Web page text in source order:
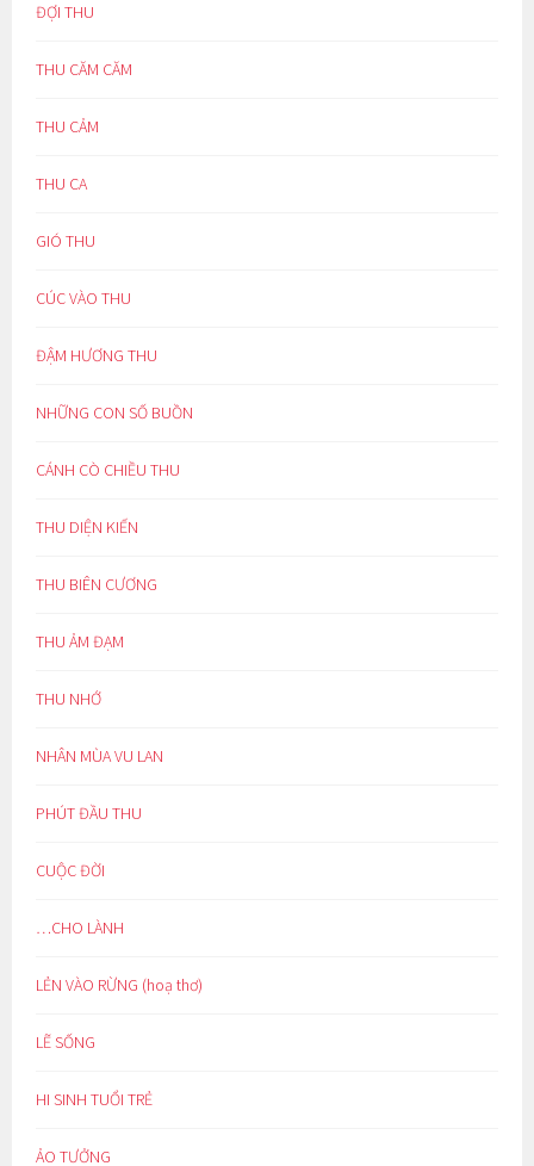
ĐỢI THU
THU CĂM CĂM
THU CẢM
THU CA
GIÓ THU
CÚC VÀO THU
ĐẬM HƯƠNG THU
NHỮNG CON SỐ BUỒN
CÁNH CÒ CHIỀU THU
THU DIỆN KIẾN
THU BIÊN CƯƠNG
THU ẢM ĐẠM
THU NHỚ
NHÂN MÙA VU LAN
PHÚT ĐẦU THU
CUỘC ĐỜI
…CHO LÀNH
LẺN VÀO RỪNG (hoạ thơ)
LẼ SỐNG
HI SINH TUỔI TRẺ
ẢO TƯỞNG